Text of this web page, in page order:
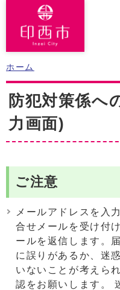
ホーム
防犯対策係へ
力画面)
ご注意
メールアドレスを入
合せメールを受け付
ールを返信します。
に誤りがあるか、迷
いないことが考えら
認をお願いします。